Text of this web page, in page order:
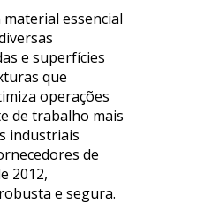
essencial
e superfícies
que
operações
de trabalho mais
industriais
de
2012,
e segura.